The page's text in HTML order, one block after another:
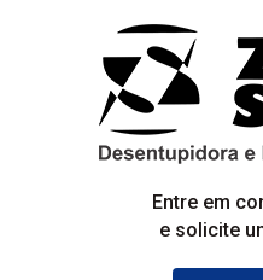
Entre em
e solicite